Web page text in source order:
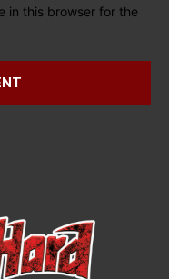
in this browser for the